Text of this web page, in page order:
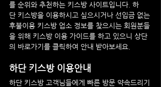
를 순위와 추천하는 키스방 사이트입니다. 하
단 키스방을 이용하시고 싶으시거나 선입금 없는
후불이용 키스방 업소 정보를 찾으시는 회원분들
을 위해 키스방 이용 가이드를 하고 있으니 상단
의 바로가기를 클릭하여 안내 받아보세요.
하단 키스방 이용안내
하단 키스방 고객님들에게 빠른 방문 약속드리기